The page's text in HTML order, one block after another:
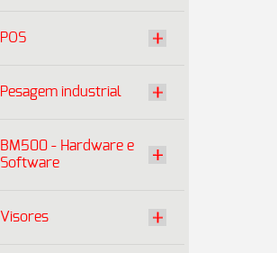
POS
Pesagem industrial
BM500 - Hardware e
Software
Visores